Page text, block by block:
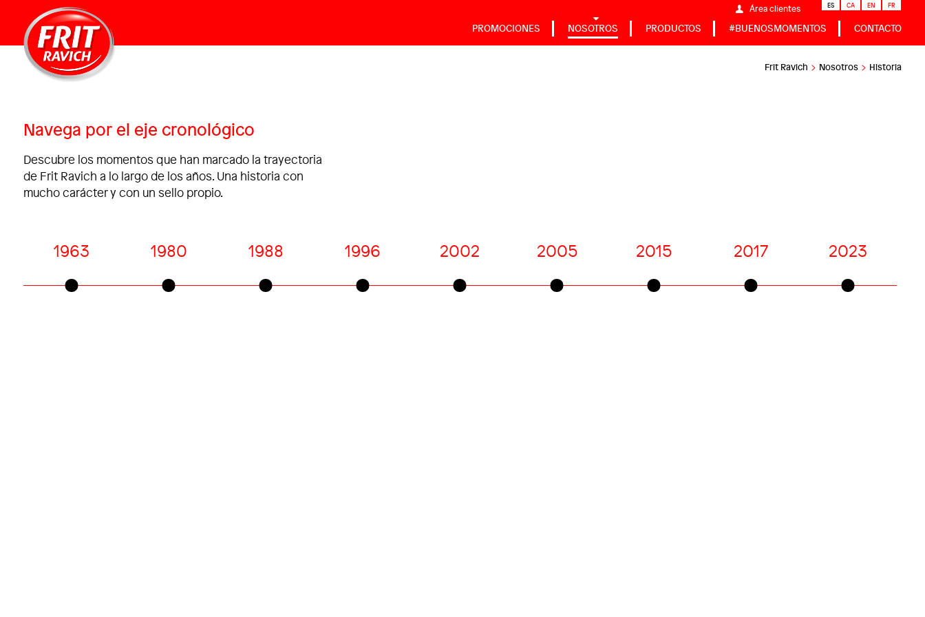
Área clientes ES CA EN FR
PROMOCIONES NOSOTROS PRODUCTOS #BUENOSMOMENTOS CONTACTO
Frit Ravich > Nosotros > Historia
Navega por el eje cronológico
Descubre los momentos que han marcado la trayectoria
de Frit Ravich a lo largo de los años. Una historia con
mucho carácter y con un sello propio.
1963 1980 1988 1996 2002 2005 2015 2017 2023